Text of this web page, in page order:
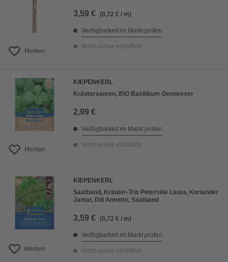
Merken
3,59 € (0,72 € / m)
Verfügbarkeit im Markt prüfen
Nicht online erhältlich
Merken
KIEPENKERL
Kräutersamen, BIO Basilikum Genoveser
2,99 €
Verfügbarkeit im Markt prüfen
Nicht online erhältlich
Merken
KIEPENKERL
Saatband, Kräuter-Trio Petersilie Laura, Koriander
Jantar, Dill Annette, Saatband
3,59 € (0,72 € / m)
Verfügbarkeit im Markt prüfen
Nicht online erhältlich